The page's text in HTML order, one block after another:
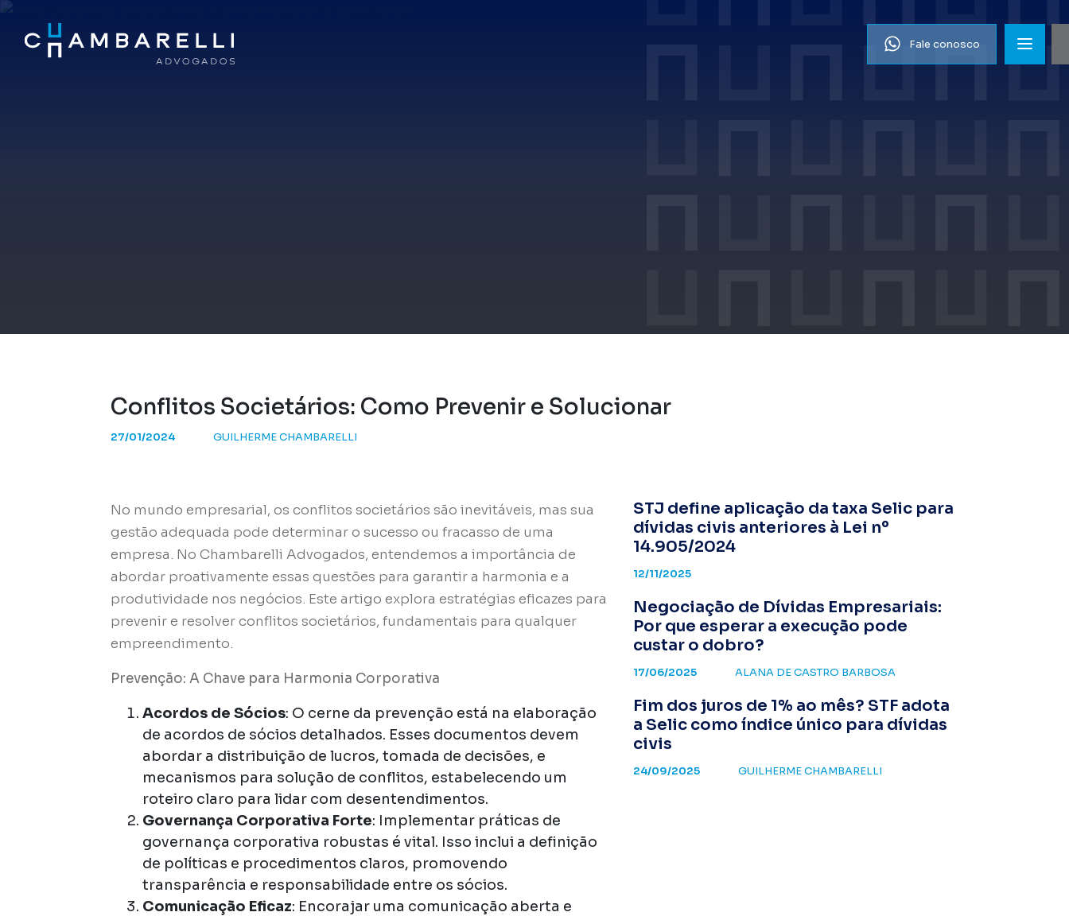
Fale conosco
Conflitos Societários: Como Prevenir e Solucionar
27/01/2024 GUILHERME CHAMBARELLI
No mundo empresarial, os conflitos societários são inevitáveis, mas sua
gestão adequada pode determinar o sucesso ou fracasso de uma
empresa. No Chambarelli Advogados, entendemos a importância de
abordar proativamente essas questões para garantir a harmonia e a
produtividade nos negócios. Este artigo explora estratégias eficazes para
prevenir e resolver conflitos societários, fundamentais para qualquer
empreendimento.
Prevenção: A Chave para Harmonia Corporativa
Acordos de Sócios: O cerne da prevenção está na elaboração
de acordos de sócios detalhados. Esses documentos devem
abordar a distribuição de lucros, tomada de decisões, e
mecanismos para solução de conflitos, estabelecendo um
roteiro claro para lidar com desentendimentos.
Governança Corporativa Forte: Implementar práticas de
governança corporativa robustas é vital. Isso inclui a definição
de políticas e procedimentos claros, promovendo
transparência e responsabilidade entre os sócios.
Comunicação Eficaz: Encorajar uma comunicação aberta e
STJ define aplicação da taxa Selic para
dívidas civis anteriores à Lei nº
14.905/2024
12/11/2025
Negociação de Dívidas Empresariais:
Por que esperar a execução pode
custar o dobro?
17/06/2025 ALANA DE CASTRO BARBOSA
Fim dos juros de 1% ao mês? STF adota
a Selic como índice único para dívidas
civis
24/09/2025 GUILHERME CHAMBARELLI